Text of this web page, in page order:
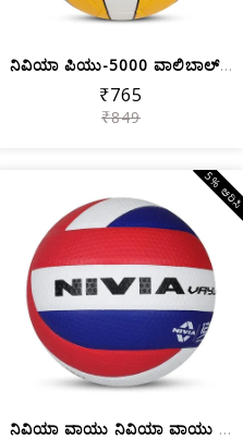
ನಿವಿಯಾ ಪಿಯು-5000 ವಾಲಿಬಾಲ್, ಗಾತ್ರ 4
₹765
₹849
ನಿವಿಯಾ ವಾಯು ನಿವಿಯಾ ವಾಯು ವಾಲಿಬಾಲ್ | 12...
5%